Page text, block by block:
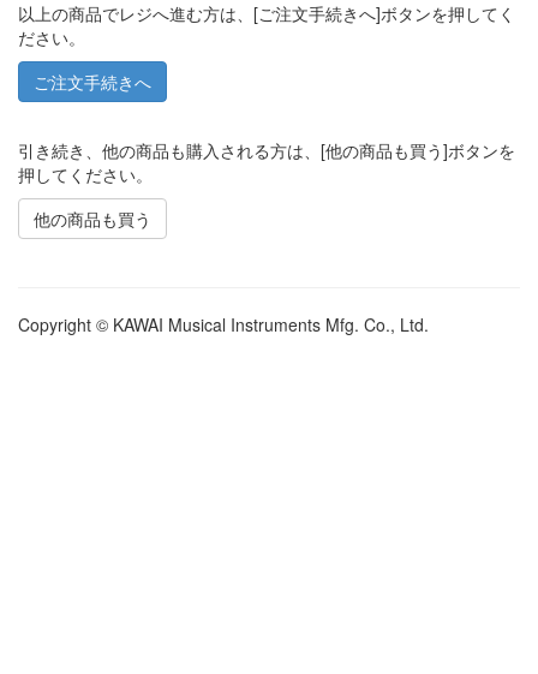
以上の商品でレジへ進む方は、[ご注文手続きへ]ボタンを押してく
ださい。
引き続き、他の商品も購入される方は、[他の商品も買う]ボタンを
押してください。
他の商品も買う
Copyright © KAWAI Musical Instruments Mfg. Co., Ltd.